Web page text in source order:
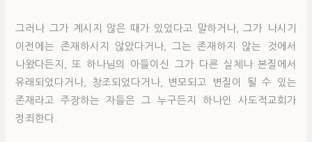
그러나 그가 계시지 않은 때가 있었다고 말하거나, 그가 나시기
이전에는 존재하시지 않았다거나, 그는 존재하지 않는 것에서
나왔다든지, 또 하나님의 아들이신 그가 다른 실체나 본질에서
유래되었다거나, 창조되었다거나, 변모되고 변질이 될 수 있는
존재라고 주장하는 자들은 그 누구든지 하나인 사도적교회가
정죄한다.